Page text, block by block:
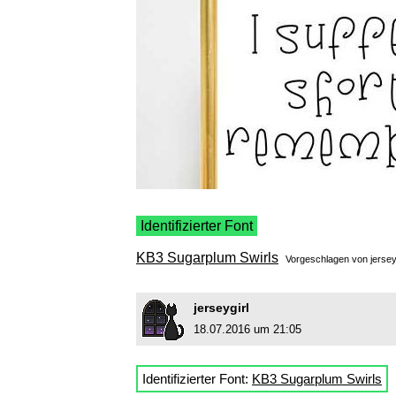
Identifizierter Font
KB3 Sugarplum Swirls Vorgeschlagen von
jerseygirl
18.07.2016 um 21:05
Identifizierter Font: KB3 Sugarplum Swirls